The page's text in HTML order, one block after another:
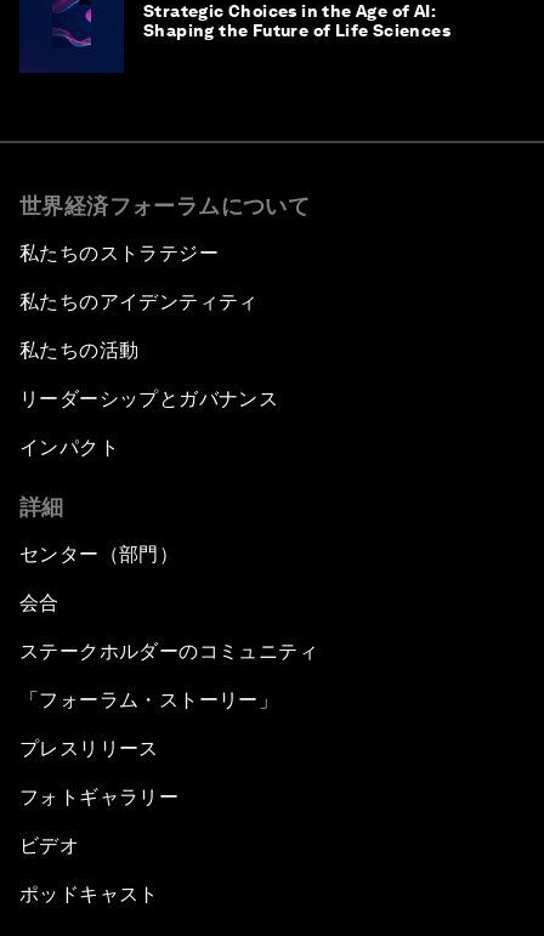
Strategic Choices in the Age of AI:
Shaping the Future of Life Sciences
世界経済フォーラムについて
私たちのストラテジー
私たちのアイデンティティ
私たちの活動
リーダーシップとガバナンス
インパクト
詳細
センター（部門）
会合
ステークホルダーのコミュニティ
「フォーラム・ストーリー」
プレスリリース
フォトギャラリー
ビデオ
ポッドキャスト